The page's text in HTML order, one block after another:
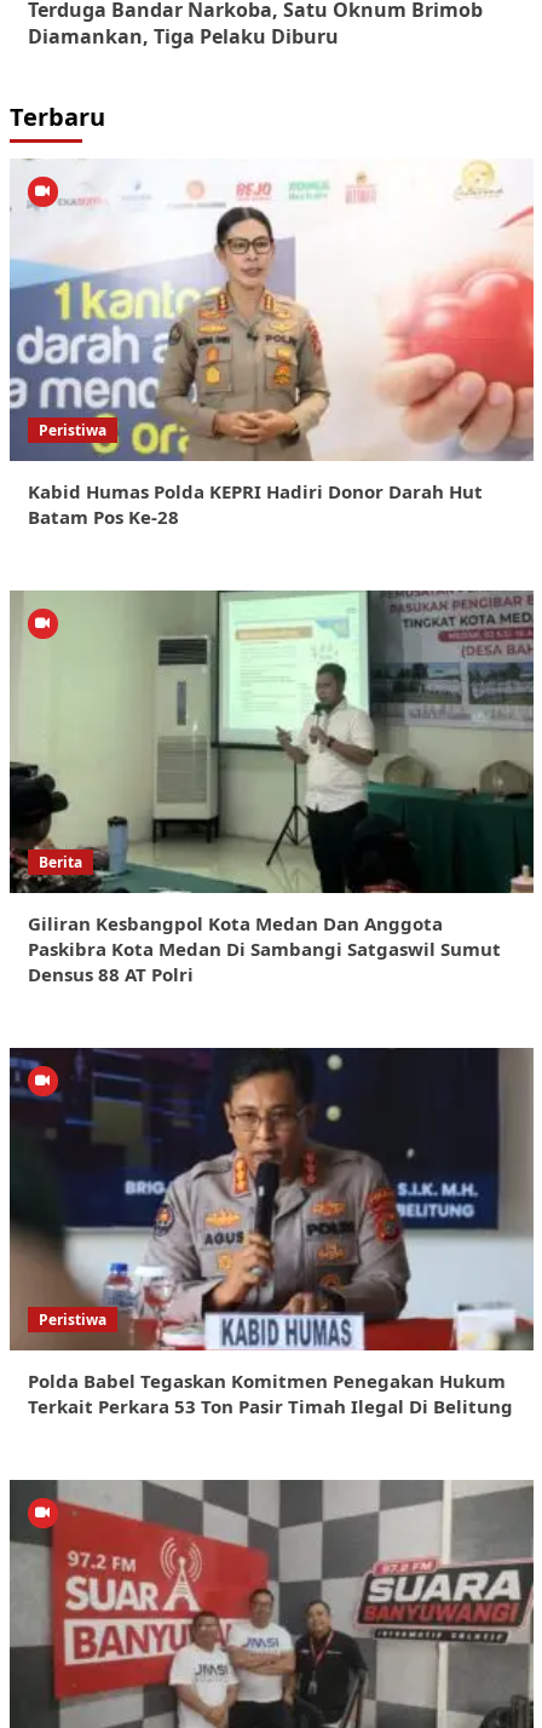
Terduga Bandar Narkoba, Satu Oknum Brimob
Diamankan, Tiga Pelaku Diburu
Terbaru
Peristiwa
Kabid Humas Polda KEPRI Hadiri Donor Darah Hut
Batam Pos Ke-28
Berita
Giliran Kesbangpol Kota Medan Dan Anggota
Paskibra Kota Medan Di Sambangi Satgaswil Sumut
Densus 88 AT Polri
Peristiwa
Polda Babel Tegaskan Komitmen Penegakan Hukum
Terkait Perkara 53 Ton Pasir Timah Ilegal Di Belitung